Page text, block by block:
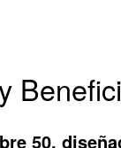
50,